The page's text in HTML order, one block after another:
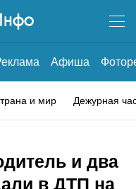
Афиша
и мир Дежурная
и два
в ДТП на